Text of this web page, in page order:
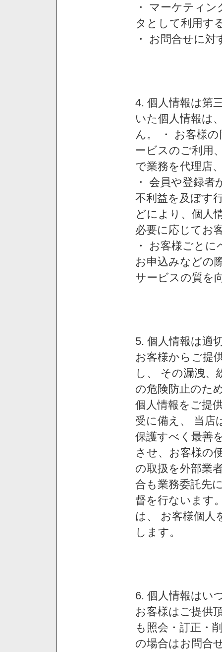
・ マーケティ
タとして利用す
・ お問合せに
4. 個人情報は第
いた個人情報は
ん。 ・ お客様
ービスのご利用
で業務を代理店
・ 会員や登録
不利益を及ぼす
どにより、個人
必要に応じてお
・ お客様ごと
お申込みなどの
サービスの質を
5. 個人情報は適
お客様からご提
し、 その漏洩、
の危険防止のた
個人情報をご提
受に備え、 当店
保護すべく最善
させ、お客様の
の取扱を外部業
合も業務委託先
督を行ないます
は、 お客様個人
します。
6. 個人情報はい
お客様はご提供
も照会・訂正・
の場合はお問合